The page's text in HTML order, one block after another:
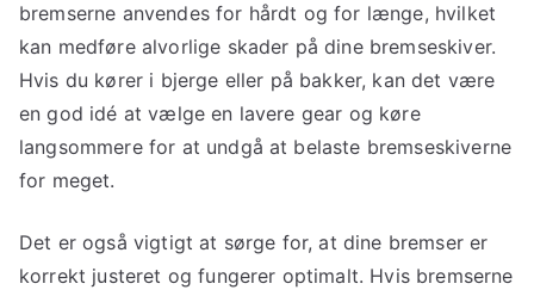
bremserne anvendes for hårdt og for længe, hvilket
kan medføre alvorlige skader på dine bremseskiver.
Hvis du kører i bjerge eller på bakker, kan det være
en god idé at vælge en lavere gear og køre
langsommere for at undgå at belaste bremseskiverne
for meget.
Det er også vigtigt at sørge for, at dine bremser er
korrekt justeret og fungerer optimalt. Hvis bremserne